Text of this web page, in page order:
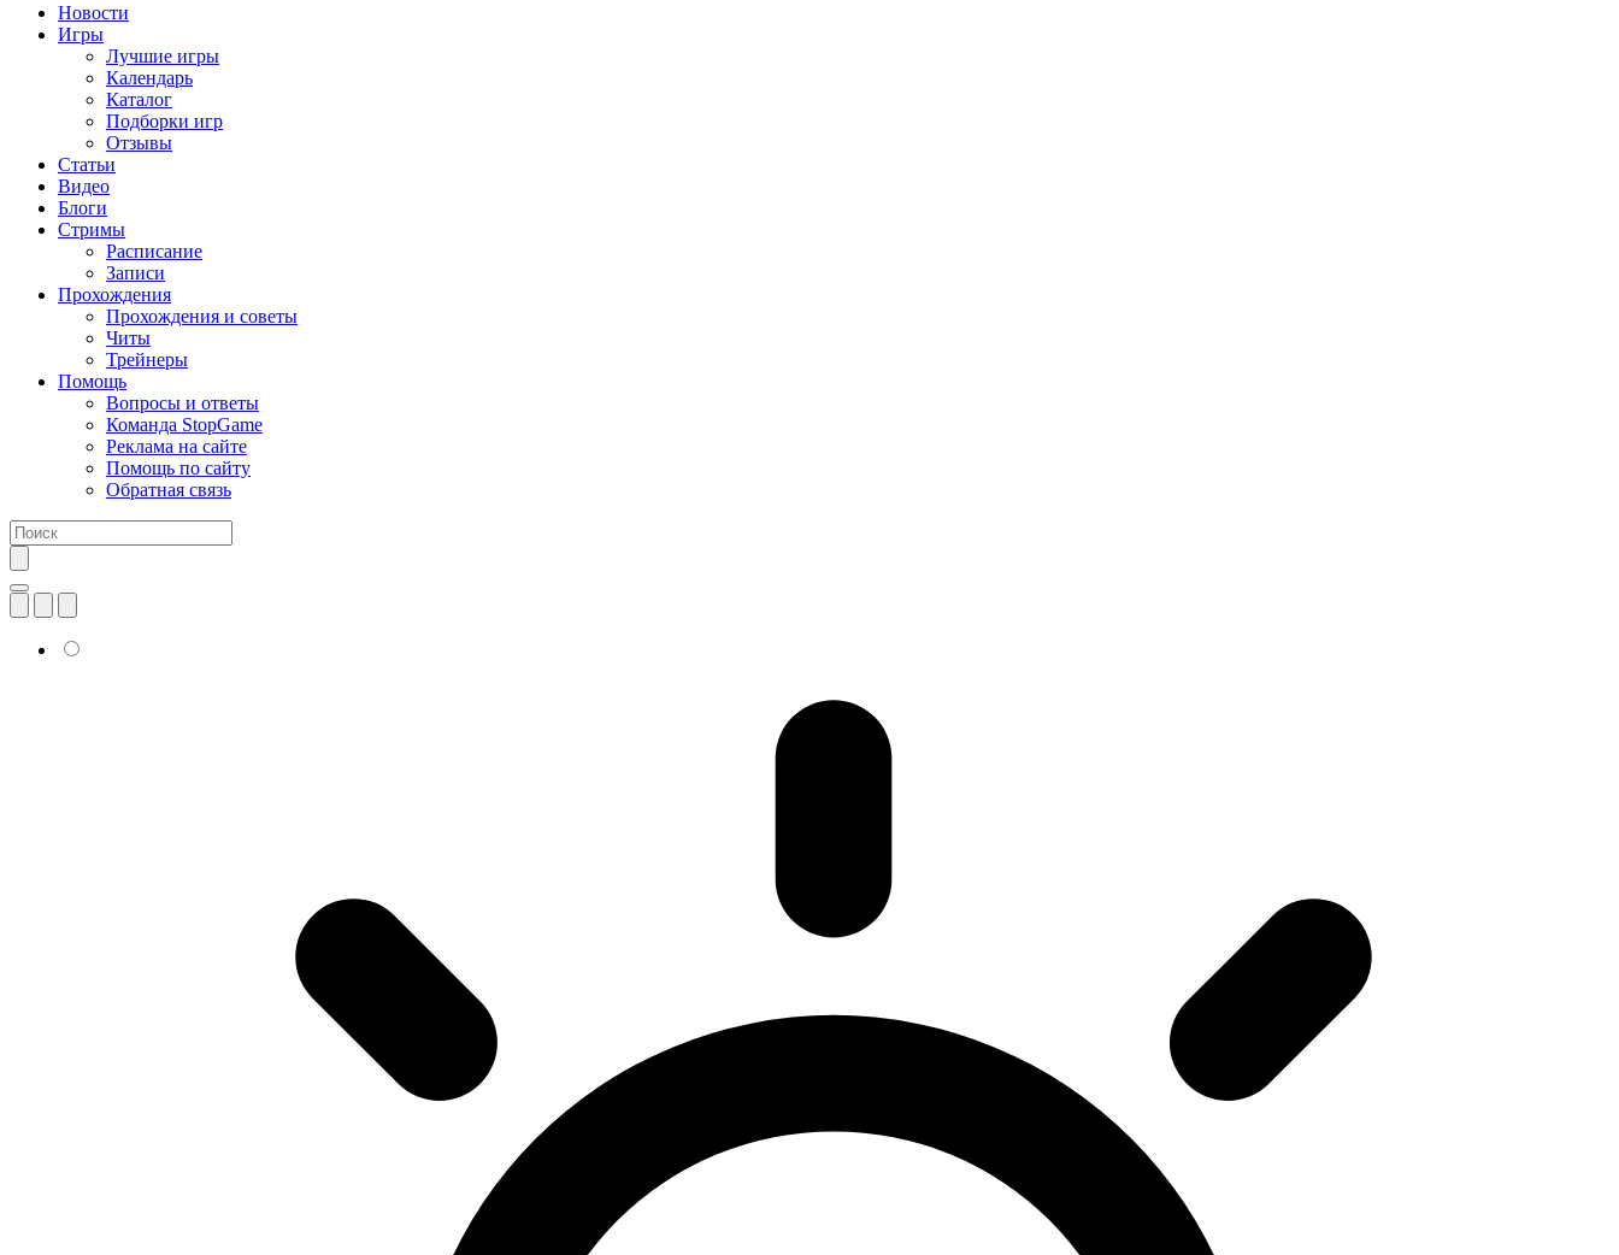
Новости
Игры
Лучшие игры
Календарь
Каталог
Подборки игр
Отзывы
Статьи
Видео
Блоги
Стримы
Расписание
Записи
Прохождения
Прохождения и советы
Читы
Трейнеры
Помощь
Вопросы и ответы
Команда StopGame
Реклама на сайте
Помощь по сайту
Обратная связь